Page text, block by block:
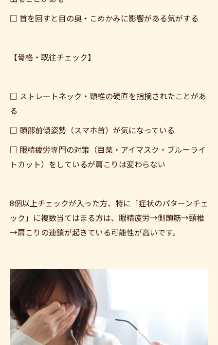
□ 首を回すと目の奥・こめかみに影響がある気がする
【骨格・既往チェック】
□ ストレートネック・頸椎の硬直を指摘されたことがあ
る
□ 頭部前傾姿勢（スマホ首）が気になっている
□ 眼精疲労専門の対策（目薬・アイマスク・ブルーライ
トカット）をしているが肩こりは変わらない
8個以上チェックが入った方、特に「症状のパターンチェ
ック」に複数当てはまる方は、眼精疲労→側頭筋→頸椎
→肩こりの連鎖が起きている可能性が高いです。